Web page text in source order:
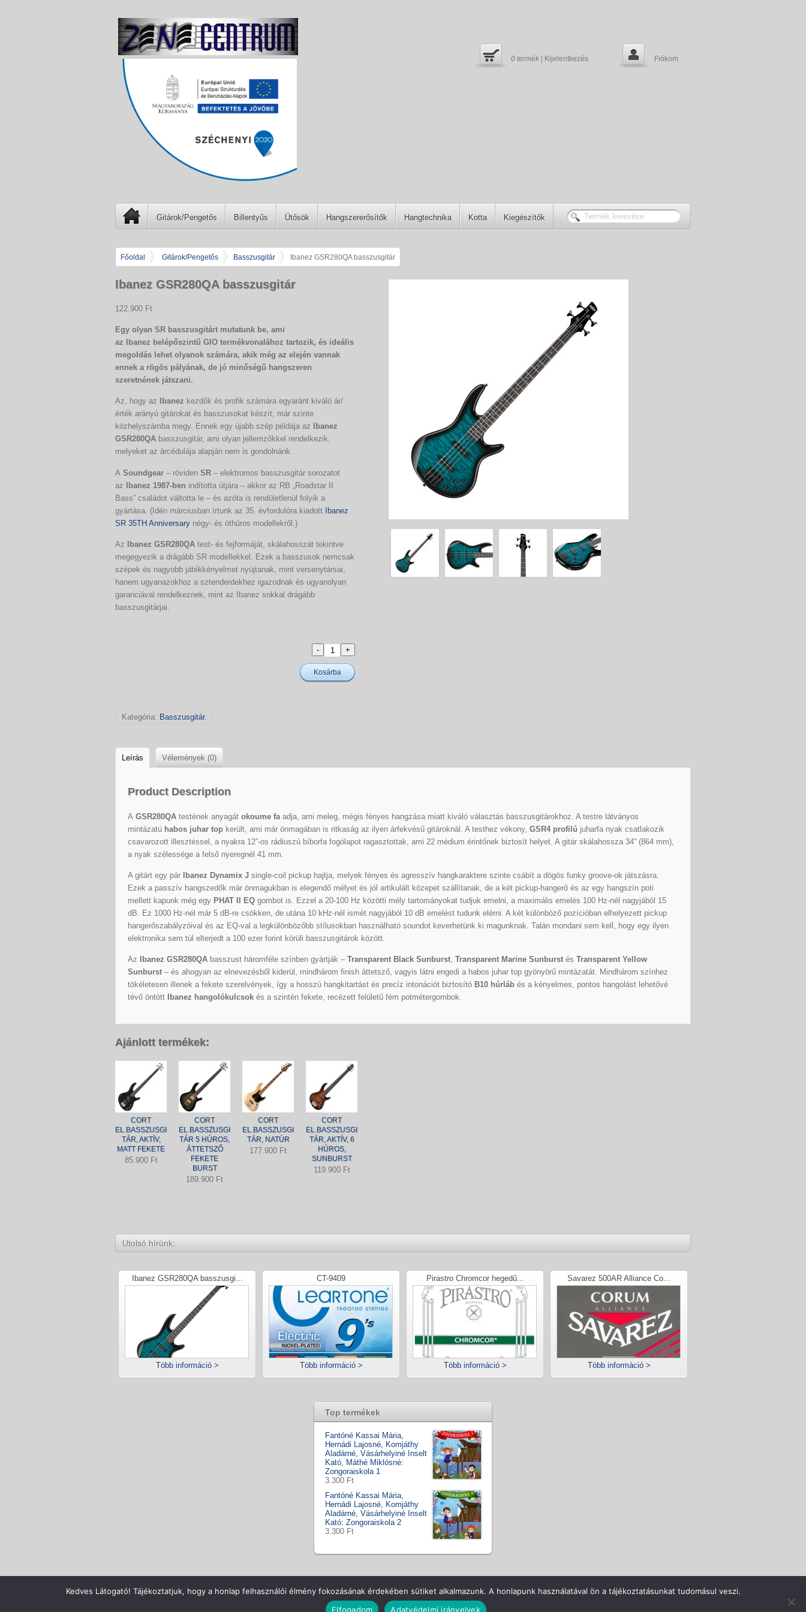
0 termék | Kijelentkezés Fiókom
Gitárok/Pengetős Billentyűs Ütősök Hangszererősítők Hangtechnika Kotta Kiegészítők
Főoldal Gitárok/Pengetős Basszusgitár Ibanez GSR280QA basszusgitár
Ibanez GSR280QA basszusgitár
122.900 Ft
Egy olyan SR basszusgitárt mutatunk be, ami
az Ibanez belépőszintű GIO termékvonalához tartozik, és ideális
megoldás lehet olyanok számára, akik még az elején vannak
ennek a rögös pályának, de jó minőségű hangszeren
szeretnének játszani.
Az, hogy az Ibanez kezdők és profik számára egyaránt kiváló ár/
érték arányú gitárokat és basszusokat készít, már szinte
közhelyszámba megy. Ennek egy újabb szép példája az
Ibanez
GSR280QA basszusgitár, ami olyan jellemzőkkel rendelkezik,
melyeket az árcédulája alapján nem is gondolnánk.
A Soundgear – röviden SR – elektromos basszusgitár sorozatot
az Ibanez 1987-ben indította útjára – akkor az RB „Roadstar II
Bass” családot váltotta le – és azóta is rendületlenül folyik a
gyártása. (Idén márciusban írtunk az 35. évfordulóra kiadott Ibanez
SR 35TH Anniversary négy- és öthúros modellekről.)
Az Ibanez GSR280QA test- és fejformáját, skálahosszát tekintve
megegyezik a drágább SR modellekkel. Ezek a basszusok nemcsak
szépek és nagyobb játékkényelmet nyújtanak, mint versenytársai,
hanem ugyanazokhoz a sztenderdekhez igazodnak és ugyanolyan
garanciával rendelkeznek, mint az Ibanez sokkal drágább
basszusgitárjai.
Kosárba
Kategória: Basszusgitár.
Leírás Vélemények (0)
Product Description
A GSR280QA testének anyagát okoume fa adja, ami meleg, mégis fényes hangzása miatt kiváló választás basszusgitárokhoz. A testre látványos
mintázatú habos juhar top került, ami már önmagában is ritkaság az ilyen árfekvésű gitároknál. A testhez vékony, GSR4 profilú juharfa nyak csatlakozik
csavarozott illesztéssel, a nyakra 12”-os rádiuszú bíborfa fogólapot ragasztottak, ami 22 médium érintőnek biztosít helyet. A gitár skálahossza 34” (864 mm),
a nyak szélessége a felső nyeregnél 41 mm.
A gitárt egy pár Ibanez Dynamix J single-coil pickup hajtja, melyek fényes és agresszív hangkaraktere szinte csábít a dögös funky groove-ok játszásra.
Ezek a passzív hangszedők már önmagukban is elegendő mélyet és jól artikulált közepet szállítanak, de a két pickup-hangerő és az egy hangszín poti
mellett kapunk még egy PHAT II EQ gombot is. Ezzel a 20-100 Hz közötti mély tartományokat tudjuk emelni, a maximális emelés 100 Hz-nél nagyjából 15
dB. Ez 1000 Hz-nél már 5 dB-re csökken, de utána 10 kHz-nél ismét nagyjából 10 dB emelést tudunk elérni. A két különböző pozícióban elhelyezett pickup
hangerőszabályzóival és az EQ-val a legkülönbözőbb stílusokban használható soundot keverhetünk ki magunknak. Talán mondani sem kell, hogy egy ilyen
elektronika sem túl elterjedt a 100 ezer forint körüli basszusgitárok között.
Az Ibanez GSR280QA basszust háromféle színben gyártják – Transparent Black Sunburst, Transparent Marine Sunburst és Transparent Yellow
Sunburst – és ahogyan az elnevezésből kiderül, mindhárom finish áttetsző, vagyis látni engedi a habos juhar top gyönyörű mintázatát. Mindhárom színhez
tökéletesen illenek a fekete szerelvények, így a hosszú hangkitartást és precíz intonációt biztosító B10 húrláb és a kényelmes, pontos hangolást lehetővé
tévő öntött
Ibanez hangolókulcsok és a szintén fekete, recézett felületű fém potmétergombok.
Ajánlott termékek:
CORT
EL.BASSZUSGI
TÁR, AKTÍV,
MATT FEKETE
85.900 Ft
CORT
EL.BASSZUSGI
TÁR 5 HÚROS,
ÁTTETSZŐ
FEKETE
BURST
189.900 Ft
CORT
EL.BASSZUSGI
TÁR, NATÚR
177.900 Ft
CORT
EL.BASSZUSGI
TÁR, AKTÍV, 6
HÚROS,
SUNBURST
119.900 Ft
Utolsó hírünk:
Ibanez GSR280QA basszusgi...
Több információ >
CT-9409
Több információ >
Pirastro Chromcor hegedű...
Több információ >
Savarez 500AR Alliance Co...
Több információ >
Top termékek
Fantóné Kassai Mária,
Hernádi Lajosné, Komjáthy
Aladárné, Vásárhelyiné Inselt
Kató, Máthé Miklósné:
Zongoraiskola 1
3.300 Ft
Fantóné Kassai Mária,
Hernádi Lajosné, Komjáthy
Aladárné, Vásárhelyiné Inselt
Kató: Zongoraiskola 2
3.300 Ft
Copyright © Zenecentrum Kft., All Rights Reserved Csapatunk Hírek / Tesztek ÁSZF Vásárlás menete Adatvédelem Impresszum Kapcsolat
Kedves Látogató! Tájékoztatjuk, hogy a honlap felhasználói élmény fokozásának érdekében sütiket alkalmazunk. A honlapunk használatával ön a tájékoztatásunkat tudomásul veszi.
Elfogadom
Adatvédelmi irányelvek